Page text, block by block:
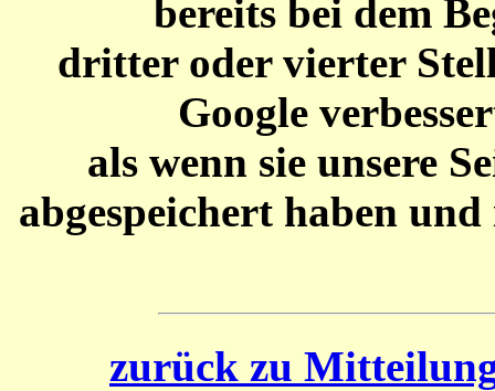
bereits bei dem
dritter oder vierter
Google
als wenn sie unsere
abgespeichert haben
zurück zu